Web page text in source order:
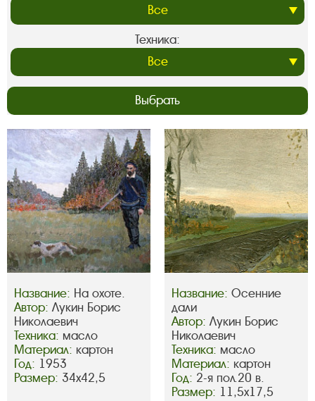
Техника:
Выбрать
Название: На охоте.
Автор: Лукин Борис
Николаевич
Техника: масло
Материал: картон
Год: 1953
Размер: 34х42,5
Название: Осенние
дали
Автор: Лукин Борис
Николаевич
Техника: масло
Материал: картон
Год: 2-я пол.20 в.
Размер: 11,5х17,5